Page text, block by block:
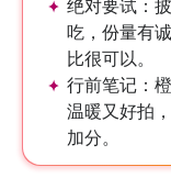
绝对要试：
吃，份量有
比很可以。
行前笔记：
温暖又好拍
加分。